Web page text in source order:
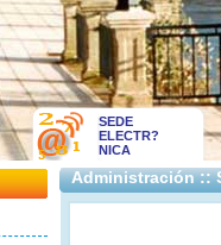
SEDE
ELECTR?
NICA
Administración ::